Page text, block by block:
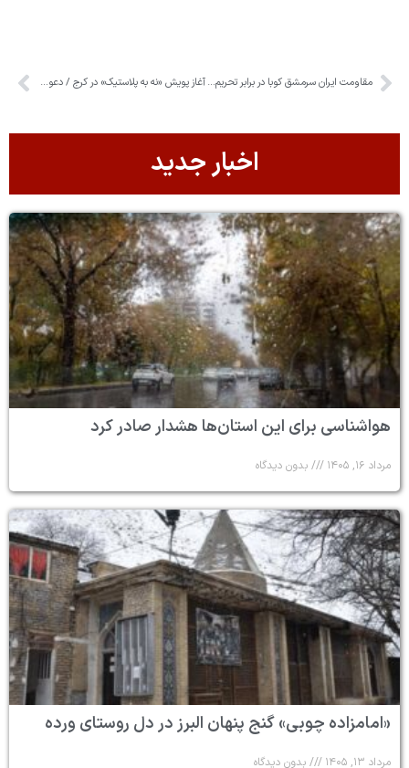
مقاومت ایران سرمشق کوبا در برابر تحریم‌هاست آغاز پویش «نه به پلاستیک» در کرج / دعوت از شهروندان برای ارسال عکس و فیلم
اخبار جدید
هواشناسی برای این استان‌ها هشدار صادر کرد
مرداد ۱۶, ۱۴۰۵ بدون دیدگاه
«امامزاده چوبی» گنج پنهان البرز در دل روستای ورده
مرداد ۱۳, ۱۴۰۵ بدون دیدگاه